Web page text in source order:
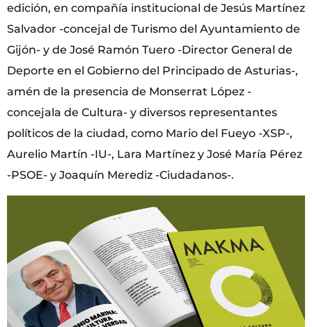
edición, en compañía institucional de Jesús Martínez
Salvador -concejal de Turismo del Ayuntamiento de
Gijón- y de José Ramón Tuero -Director General de
Deporte en el Gobierno del Principado de Asturias-,
amén de la presencia de Monserrat López -
concejala de Cultura- y diversos representantes
políticos de la ciudad, como Mario del Fueyo -XSP-,
Aurelio Martín -IU-, Lara Martínez y José María Pérez
-PSOE- y Joaquín Merediz -Ciudadanos-.